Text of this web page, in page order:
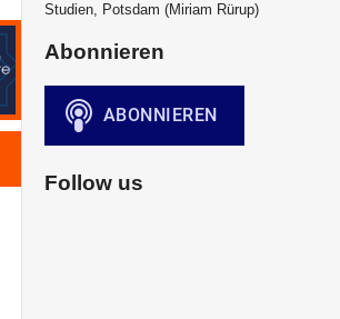
Studien, Potsdam (Miriam Rürup)
Abonnieren
Follow us